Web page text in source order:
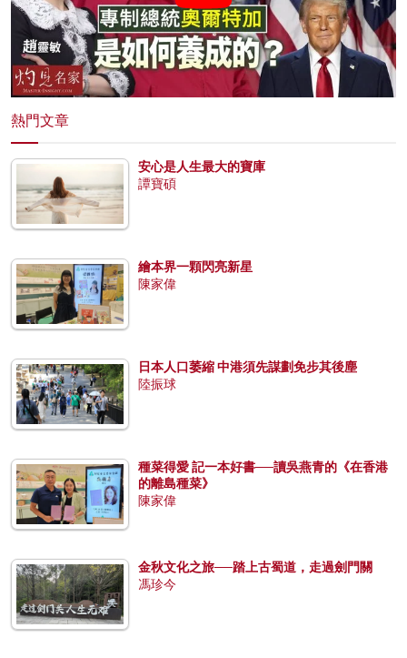
熱門文章
安心是人生最大的寶庫
譚寶碩
繪本界一顆閃亮新星
陳家偉
日本人口萎縮 中港須先謀劃免步其後塵
陸振球
種菜得愛 記一本好書──讀吳燕青的《在香港
的離島種菜》
陳家偉
金秋文化之旅──踏上古蜀道，走過劍門關
馮珍今